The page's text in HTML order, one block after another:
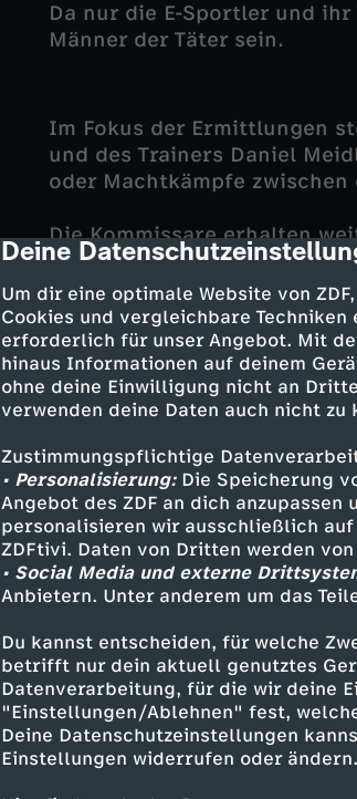
cmp-dialog-description
Deine
Um dir eine optimale Website von
Cookies und vergleichbare
erforderlich für unser Angebot. Mit
hinaus Informationen auf deinem
ohne deine Einwilligung nicht an
verwenden deine Daten auch nicht zu
Zustimmungspflichtige
• Personalisierung:Die Speicherung
Angebot des ZDF an dich
personalisieren wir ausschließlich auf
ZDFtivi. Daten von Dritten werden
• Social Media und externe
Anbietern. Unter anderem um das
Du kannst entscheiden, für welche
betrifft nur dein aktuell genutztes
Datenverarbeitung, für die wir deine
"Einstellungen/Ablehnen" fest,
Deine Datenschutzeinstellungen
Einstellungen widerrufen oder ändern.
Da nur die E-Sportler und
Männer der Täter sein.
Im Fokus der Ermittlungen
und des Trainers Daniel
oder Machtkämpfe zwischen
Die Kommissare erhalten
Thalheim, der Freundin des
Frauen haben sich in einem
Netz kennengelernt und
Kripo, im Internet an
auf eigene Faust. Keine
Gefahr.
Darsteller
Martina Seiffert - Astrid
Joachim Stoll - Peter
Lea Gomez - Jasmin
Michael Kaiser - Karl
Amelie Thalheim - Janina
Jan Arnaud - Mike Zaka
Sibylle Beyer - Bärbel
Dr. Benedikt Förster -
Luisa Dannheim - Marisa